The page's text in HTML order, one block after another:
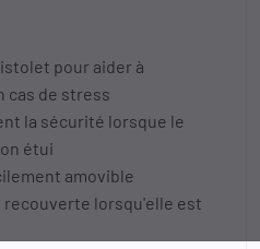
pour aider à
cas de stress
la sécurité lorsque le
étui
amovible
lorsqu'elle est